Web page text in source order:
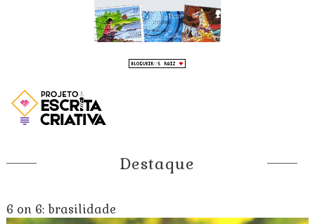
Destaque
6 on 6: brasilidade